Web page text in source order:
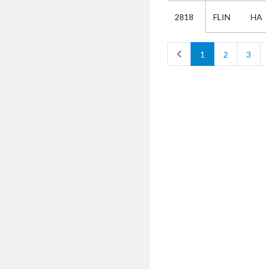
2818 FLIN HA
chevron_left 1 2 3